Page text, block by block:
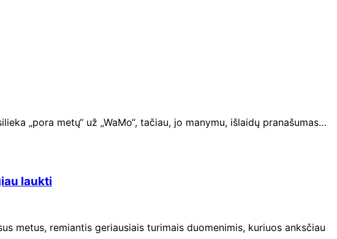
„pora metų“ už „WaMo“, tačiau, jo manymu, išlaidų pranašumas…
laukti
metus, remiantis geriausiais turimais duomenimis, kuriuos anksčiau